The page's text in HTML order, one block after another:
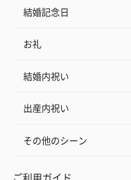
結婚記念日
お礼
結婚内祝い
出産内祝い
その他のシーン